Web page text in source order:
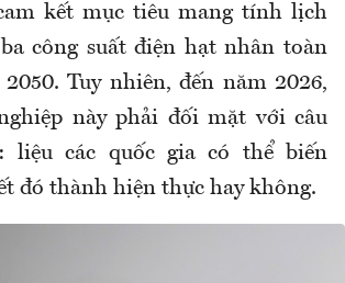
kết mục tiêu mang tính lịch
công suất điện hạt nhân toàn
Tuy nhiên, đến năm 2026,
này phải đối mặt với câu
liệu các quốc gia có thể biến
đó thành hiện thực hay không.